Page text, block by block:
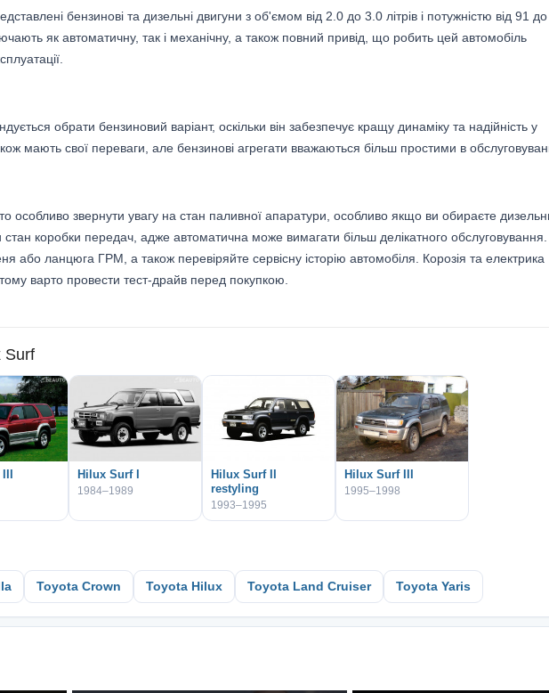
бензинові та дизельні двигуни з об'ємом від 2.0 до 3.0 літрів і потужністю від 91
як автоматичну, так і механічну, а також повний привід, що робить цей автомобіль
обрати бензиновий варіант, оскільки він забезпечує кращу динаміку та надійність у
мають свої переваги, але бензинові агрегати вважаються більш простими в
особливо звернути увагу на стан паливної апаратури, особливо якщо ви обираєте
стан коробки передач, адже автоматична може вимагати більш делікатного
або ланцюга ГРМ, а також перевіряйте сервісну історію автомобіля. Корозія та електрика
варто провести тест-драйв перед покупкою.
Surf
Hilux Surf I
1984–1989
Hilux Surf II
restyling
1993–1995
Hilux Surf III
1995–1998
Toyota Crown Toyota Hilux Toyota Land Cruiser Toyota Yaris